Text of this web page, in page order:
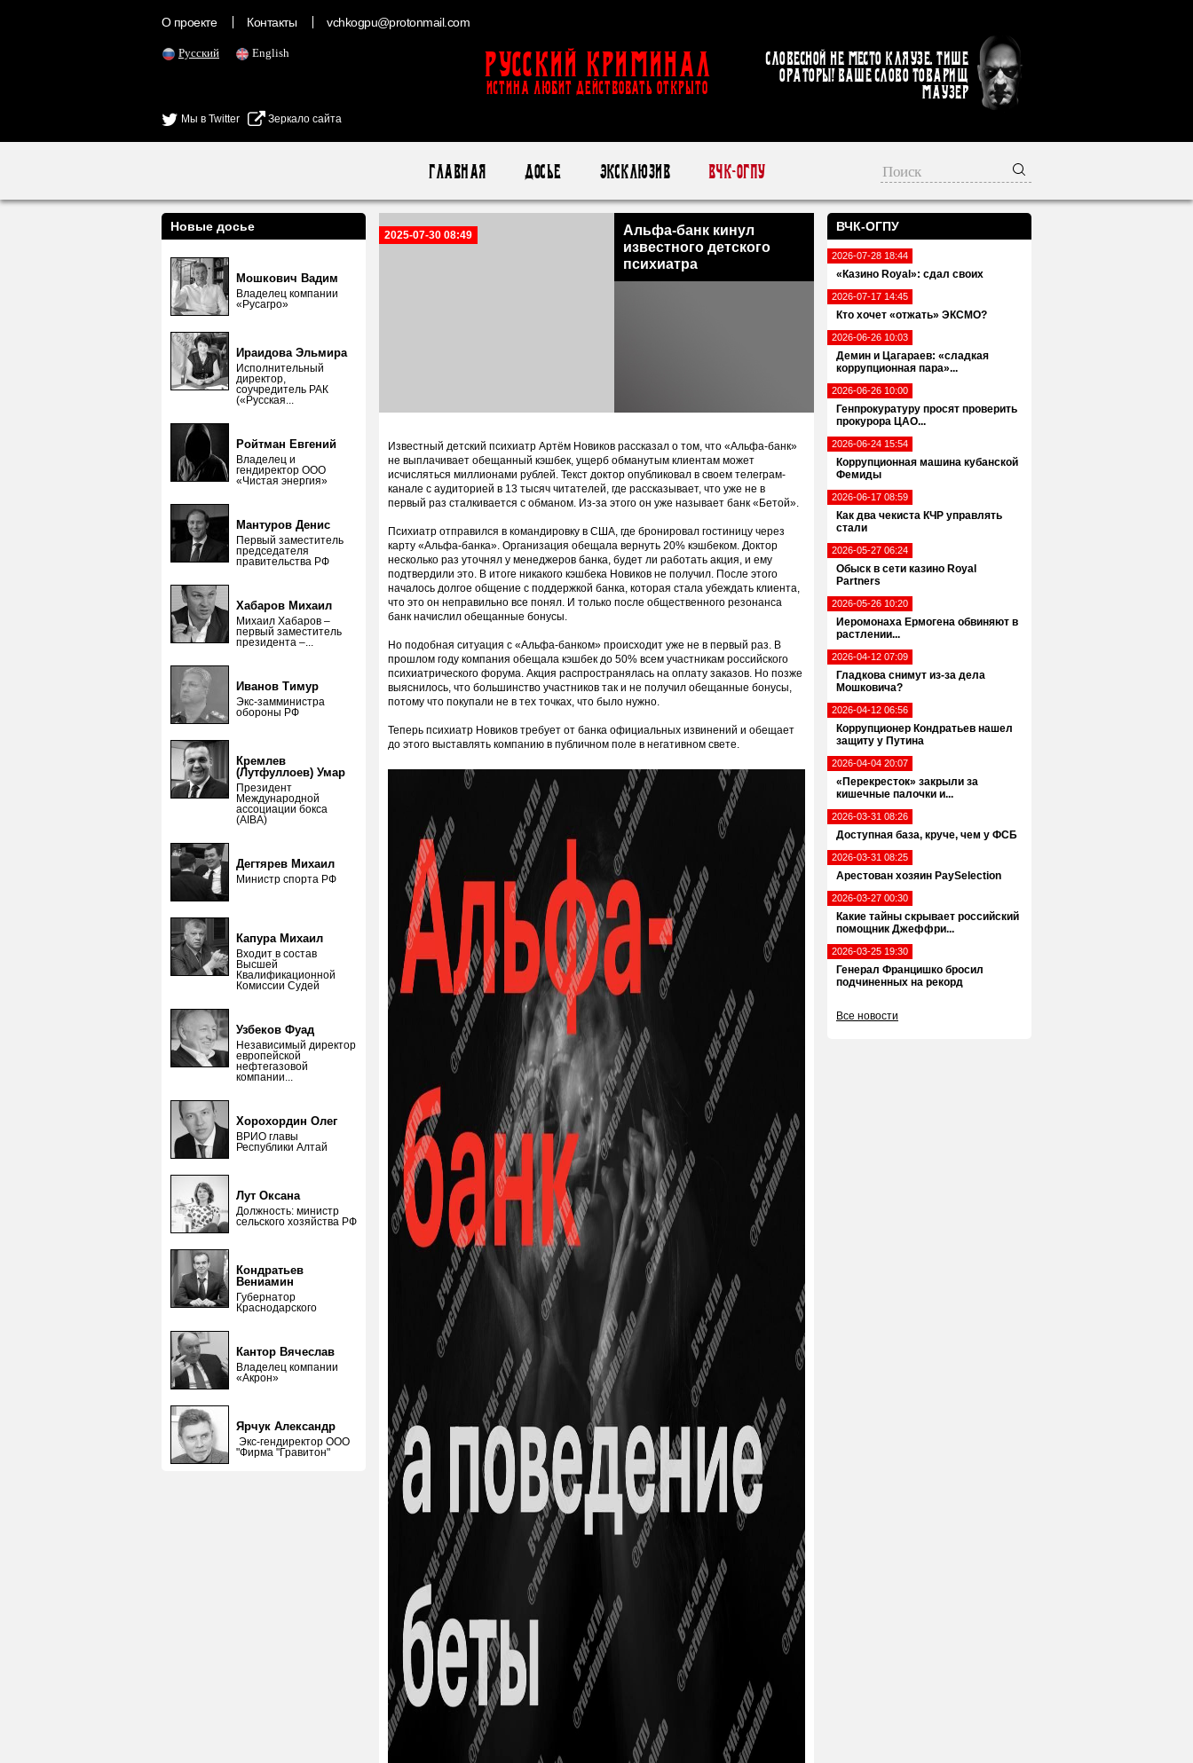
О проекте Контакты vchkogpu@protonmail.com
Русский English
Мы в Twitter Зеркало сайта
Русский Криминал
ИСТИНА ЛЮБИТ ДЕЙСТВОВАТЬ ОТКРЫТО
Словесной не место кляузе. Тише
ораторы! Ваше слово товарищ
Маузер
Главная Досье Эксклюзив ВЧК-ОГПУ
ВЧК-ОГПУ
2026-07-28 18:44
«Казино Royal»: сдал своих
2026-07-17 14:45
Кто хочет «отжать» ЭКСМО?
2026-06-26 10:03
Демин и Цагараев: «сладкая
коррупционная пара»...
2026-06-26 10:00
Генпрокуратуру просят проверить
прокурора ЦАО...
2026-06-24 15:54
Коррупционная машина кубанской
Фемиды
2026-06-17 08:59
Как два чекиста КЧР управлять
стали
2026-05-27 06:24
Обыск в сети казино Royal
Partners
2026-05-26 10:20
Иеромонаха Ермогена обвиняют в
растлении...
2026-04-12 07:09
Гладкова снимут из-за дела
Мошковича?
2026-04-12 06:56
Коррупционер Кондратьев нашел
защиту у Путина
2026-04-04 20:07
«Перекресток» закрыли за
кишечные палочки и...
2026-03-31 08:26
Доступная база, круче, чем у ФСБ
2026-03-31 08:25
Арестован хозяин PaySelection
2026-03-27 00:30
Какие тайны скрывает российский
помощник Джеффри...
2026-03-25 19:30
Генерал Францишко бросил
подчиненных на рекорд
Все новости
Новые досье
Мошкович Вадим
Владелец компании
«Русагро»
Ираидова Эльмира
Исполнительный
директор,
соучредитель РАК
(«Русская...
Ройтман Евгений
Владелец и
гендиректор ООО
«Чистая энергия»
Мантуров Денис
Первый заместитель
председателя
правительства РФ
Хабаров Михаил
Михаил Хабаров –
первый заместитель
президента –...
Иванов Тимур
Экс-замминистра
обороны РФ
Кремлев
(Лутфуллоев) Умар
Президент
Международной
ассоциации бокса
(AIBA)
Дегтярев Михаил
Министр спорта РФ
Капура Михаил
Входит в состав
Высшей
Квалификационной
Комиссии Судей
Узбеков Фуад
Независимый директор
европейской
нефтегазовой
компании...
Хорохордин Олег
ВРИО главы
Республики Алтай
Лут Оксана
Должность: министр
сельского хозяйства РФ
Кондратьев
Вениамин
Губернатор
Краснодарского
Кантор Вячеслав
Владелец компании
«Акрон»
Ярчук Александр
Экс-гендиректор ООО
"Фирма "Гравитон"
2025-07-30 08:49
Альфа-банк кинул
известного детского
психиатра
Известный детский психиатр Артём Новиков рассказал о том, что «Альфа-банк»
не выплачивает обещанный кэшбек, ущерб обманутым клиентам может
исчисляться миллионами рублей. Текст доктор опубликовал в своем телеграм-
канале с аудиторией в 13 тысяч читателей, где рассказывает, что уже не в
первый раз сталкивается с обманом. Из-за этого он уже называет банк «Бетой».
Психиатр отправился в командировку в США, где бронировал гостиницу через
карту «Альфа-банка». Организация обещала вернуть 20% кэшбеком. Доктор
несколько раз уточнял у менеджеров банка, будет ли работать акция, и ему
подтвердили это. В итоге никакого кэшбека Новиков не получил. После этого
началось долгое общение с поддержкой банка, которая стала убеждать клиента,
что это он неправильно все понял. И только после общественного резонанса
банк начислил обещанные бонусы.
Но подобная ситуация с «Альфа-банком» происходит уже не в первый раз. В
прошлом году компания обещала кэшбек до 50% всем участникам российского
психиатрического форума. Акция распространялась на оплату заказов. Но позже
выяснилось, что большинство участников так и не получил обещанные бонусы,
потому что покупали не в тех точках, что было нужно.
Теперь психиатр Новиков требует от банка официальных извинений и обещает
до этого выставлять компанию в публичном поле в негативном свете.